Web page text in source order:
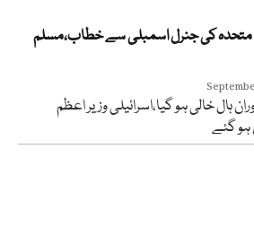
متحدہ کی جنرل اسمبلی سے خطاب،مسلم
ہال خالی ہو گیا،اسرائیلی وزیر اعظم
ہو گئے